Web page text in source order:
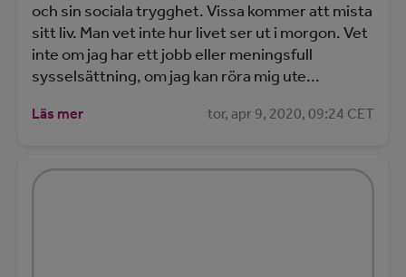
och sin sociala trygghet. Vissa kommer att mista
sitt liv. Man vet inte hur livet ser ut i morgon. Vet
inte om jag har ett jobb eller meningsfull
sysselsättning, om jag kan röra mig ute...
Läs mer tor, apr 9, 2020, 09:24 CET